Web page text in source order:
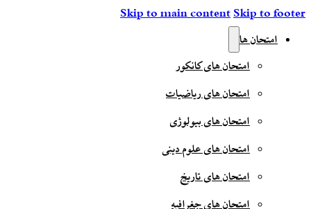
Skip to main contentSkip to footer
امتحان ها
امتحان های کانکور
امتحان های ریاضیات
امتحان های بیولوژی
امتحان های علوم دینی
امتحان های تاریخ
امتحان های جغرافیه